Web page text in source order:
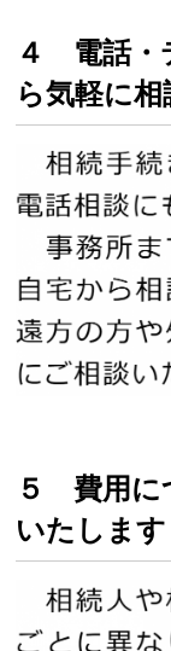
４ 電話・
ら気軽に相
５ 費用に
いたします